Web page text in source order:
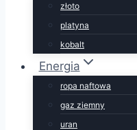
złoto
platyna
kobalt
Energia
ropa naftowa
gaz ziemny
uran